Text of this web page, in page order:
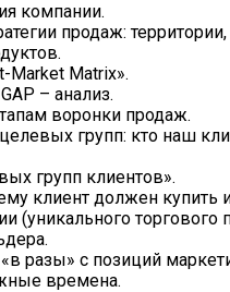
компании.
продаж:
Market Matrix».
– анализ.
воронки продаж.
групп: кто наш
групп клиентов».
клиент должен купить
(уникального торгового
разы» с позиций
времена.